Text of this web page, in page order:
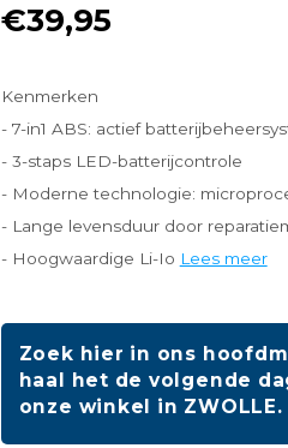
€39,95
Kenmerken
- 7-in1 ABS: actief
- 3-staps LED-batterijcontrole
- Moderne technologie:
- Lange levensduur door
- Hoogwaardige Li-Io Lees meer
Zoek hier in ons
haal het de volgende
onze winkel in ZWOLLE.